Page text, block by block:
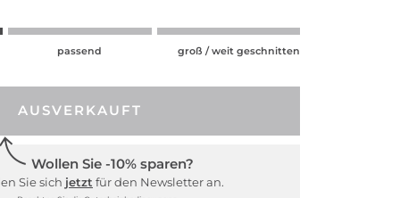
passend groß / weit geschnitten
AUSVERKAUFT
Wollen Sie -10% sparen?
Sie sich jetzt für den Newsletter an.